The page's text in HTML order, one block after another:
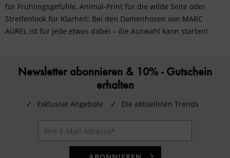
für Frühlingsgefühle, Animal-Print für die wilde Seite oder
Streifenlook für Klarheit: Bei den Damenhosen von MARC
AUREL ist für jede etwas dabei – die Auswahl kann starten!
Newsletter abonnieren & 10% - Gutschein
erhalten
✓ Exklusive Angebote ✓ Die aktuellsten Trends